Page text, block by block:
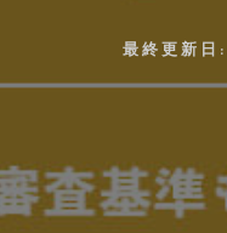
最終更新日: